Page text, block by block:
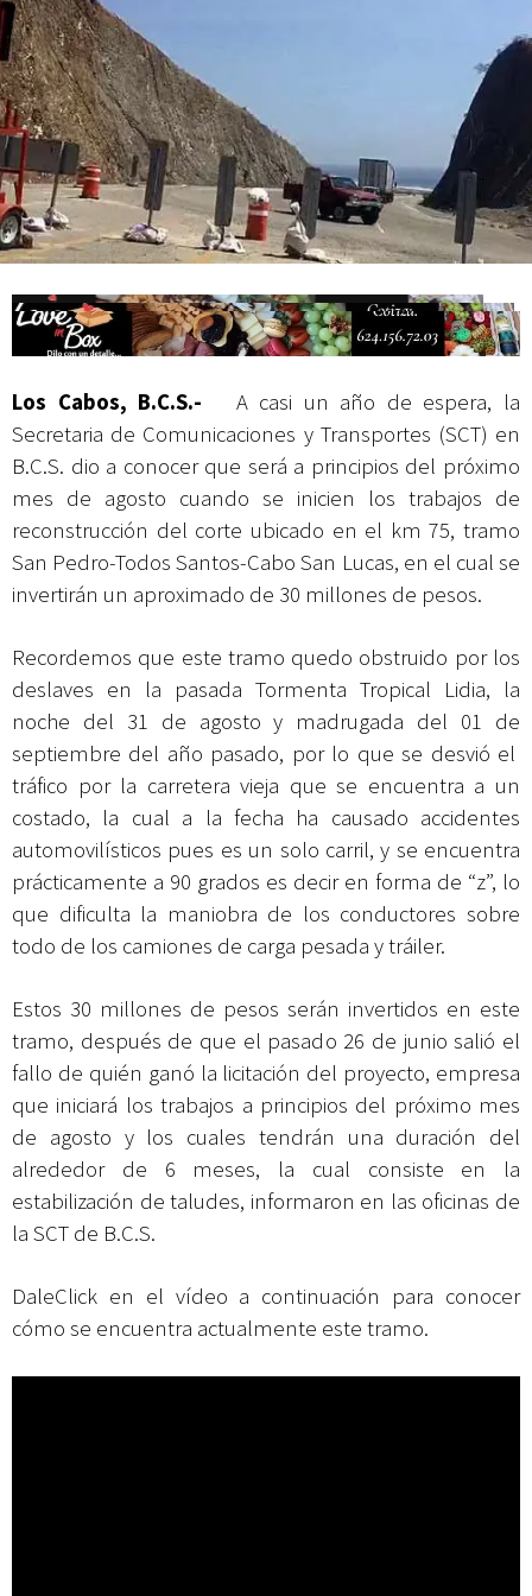
actividades de acceso libre
Los Cabos, B.C.S.- A casi un año de espera, la
Secretaria de Comunicaciones y Transportes (SCT) en
B.C.S. dio a conocer que será a principios del próximo
mes de agosto cuando se inicien los trabajos de
reconstrucción del corte ubicado en el km 75, tramo
San Pedro-Todos Santos-Cabo San Lucas, en el cual se
invertirán un aproximado de 30 millones de pesos.
Recordemos que este tramo quedo obstruido por los
deslaves en la pasada Tormenta Tropical Lidia, la
noche del 31 de agosto y madrugada del 01 de
septiembre del año pasado, por lo que se desvió el
tráfico por la carretera vieja que se encuentra a un
costado, la cual a la fecha ha causado accidentes
automovilísticos pues es un solo carril, y se encuentra
prácticamente a 90 grados es decir en forma de “z”, lo
que dificulta la maniobra de los conductores sobre
todo de los camiones de carga pesada y tráiler.
Estos 30 millones de pesos serán invertidos en este
tramo, después de que el pasado 26 de junio salió el
fallo de quién ganó la licitación del proyecto, empresa
que iniciará los trabajos a principios del próximo mes
de agosto y los cuales tendrán una duración del
alrededor de 6 meses, la cual consiste en la
estabilización de taludes, informaron en las oficinas de
la SCT de B.C.S.
DaleClick en el vídeo a continuación para conocer
cómo se encuentra actualmente este tramo.